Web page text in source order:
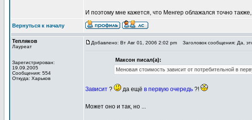
И поэтому мне кажется, что Менгер облажался точно также,
Вернуться к началу
Тепляков
Лауреат
Зарегистрирован:
19.09.2005
Сообщения: 554
Откуда: Харьков
Добавлено: Вт Авг 01, 2006 2:02 pm Заголовок сообщения: Да,
Максон писал(а):
Меновая стоимость зависит от потребительной в
Зависит ? да ещё в первую очередь ?!
Может оно и так, но ...